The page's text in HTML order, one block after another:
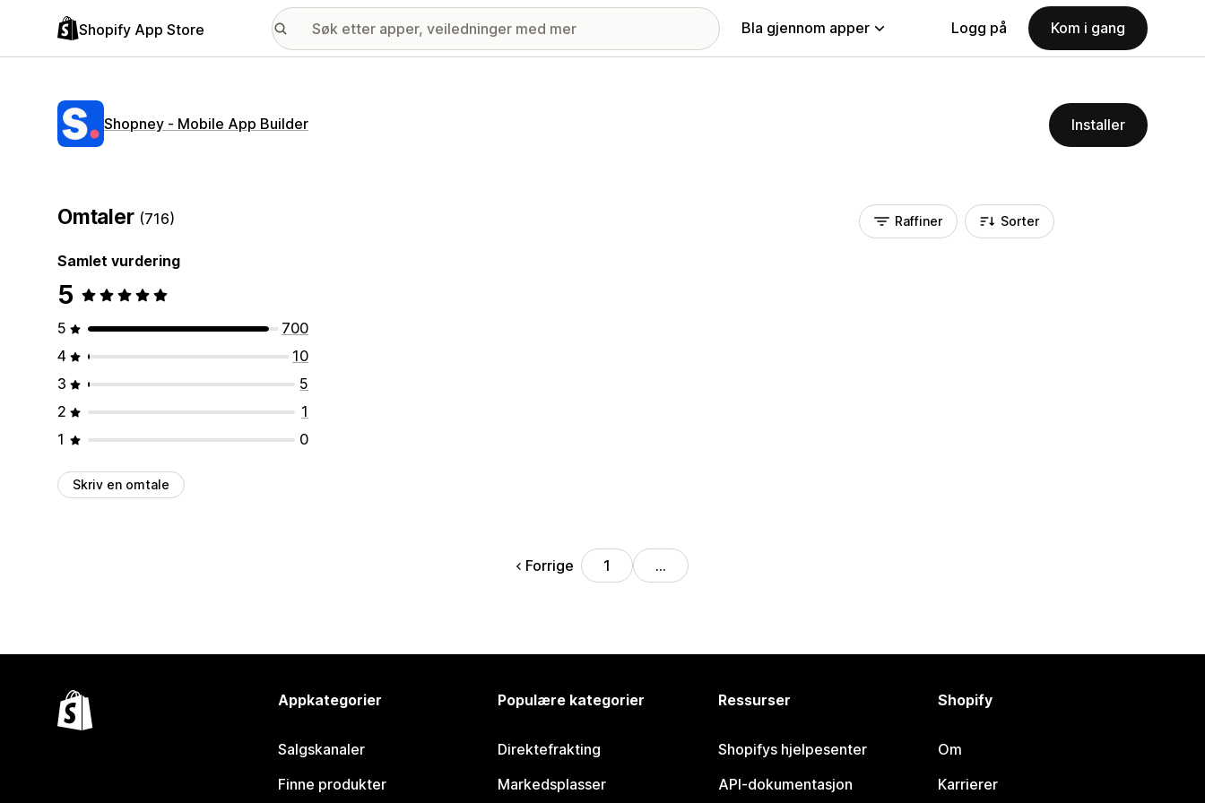
Shopify App Store Bla gjennom apper Logg på Kom i gang
Shopney ‑ Mobile App Builder Installer
Omtaler (716)
Samlet vurdering
5
5
700
4
10
3
5
2
1
1
0
Skriv en omtale
Raffiner Sorter
Forrige 1 …
Appkategorier
Salgskanaler
Finne produkter
Populære kategorier
Direktefrakting
Markedsplasser
Ressurser
Shopifys hjelpesenter
API-dokumentasjon
Shopify
Om
Karrierer